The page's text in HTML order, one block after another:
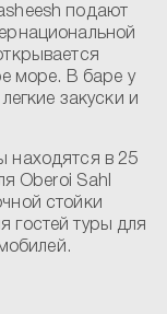
подают
море. В баре у
закуски и
находятся в 25
Oberoi Sahl
стойки
гостей туры для